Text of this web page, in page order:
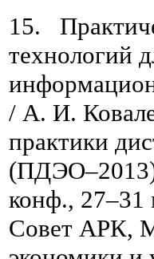
15.
технологий
/ А. И.
практики
(ПДЭО–2013)
конф.,
Совет АРК,